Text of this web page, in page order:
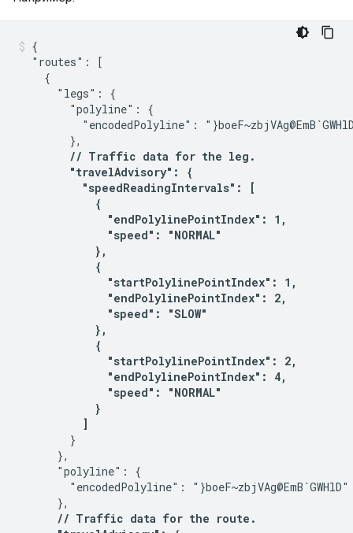
{
  "routes": [
    {
      "legs": {
        "polyline": {
"encodedPolyline":
        },
// Traffic data for the leg.
        "travelAdvisory": {
          "speedReadingIntervals": [
            {
              "endPolylinePointIndex": 1,
              "speed": "NORMAL"
            },
            {
              "startPolylinePointIndex": 1,
              "endPolylinePointIndex": 2,
              "speed": "SLOW"
            },
            {
              "startPolylinePointIndex": 2,
              "endPolylinePointIndex": 4,
              "speed": "NORMAL"
            }
          ]
        }
      },
      "polyline": {
        "encodedPolyline": "}boeF~zbjVAg@EmB`GWHlD"
      },
// Traffic data for the route.